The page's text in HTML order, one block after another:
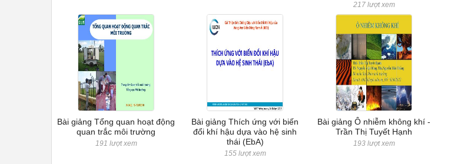
217 lượt xem
Bài giảng Tổng quan hoạt động
quan trắc môi trường
191 lượt xem
Bài giảng Thích ứng với biến
đổi khí hậu dựa vào hệ sinh
thái (EbA)
155 lượt xem
Bài giảng Ô nhiễm không khí -
Trần Thị Tuyết Hạnh
193 lượt xem